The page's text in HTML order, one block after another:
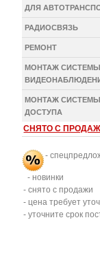
ДЛЯ
РАДИОСВЯЗЬ
РЕМОНТ
МОНТАЖ СИСТЕМЫ
МОНТАЖ
ДОСТУПА
СНЯТО С
-
- новинки
- снято с продажи
- цена требует
- уточните срок